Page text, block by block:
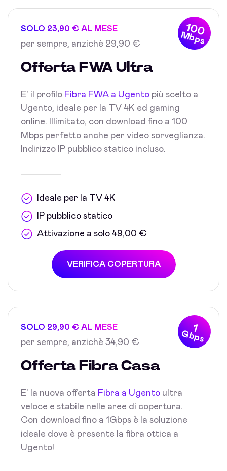
100
Mbps
SOLO 23,90 € AL MESE
per sempre, anzichè 29,90 €
Offerta FWA Ultra
E' il profilo Fibra FWA a Ugento più scelto a
Ugento, ideale per la TV 4K ed gaming
online. Illimitato, con download fino a 100
Mbps perfetto anche per video sorveglianza.
Indirizzo IP pubblico statico incluso.
Ideale per la TV 4K
IP pubblico statico
Attivazione a solo 49,00 €
VERIFICA COPERTURA
1
Gbps
SOLO 29,90 € AL MESE
per sempre, anzichè 34,90 €
Offerta Fibra Casa
E' la nuova offerta Fibra a Ugento ultra
veloce e stabile nelle aree di copertura.
Con download fino a 1Gbps è la soluzione
ideale dove è presente la fibra ottica a
Ugento!